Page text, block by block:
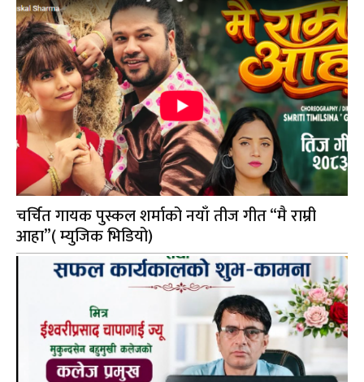
चर्चित गायक पुस्कल शर्माको नयाँ तीज गीत “मै राम्री
आहा”( म्युजिक भिडियो)